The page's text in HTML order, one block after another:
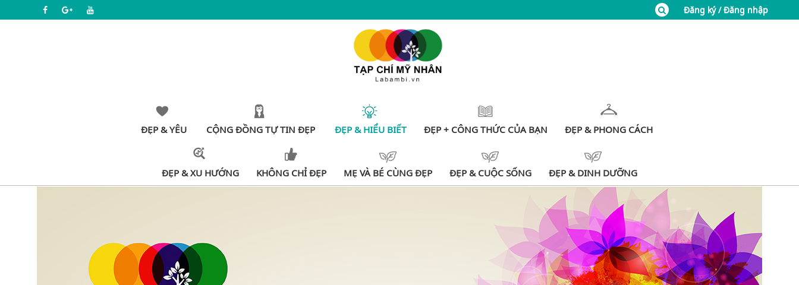
Đăng ký / Đăng nhập
ĐẸP & YÊU CỘNG ĐỒNG TỰ TIN ĐẸP ĐẸP & HIỂU BIẾT ĐẸP + CÔNG THỨC CỦA BẠN ĐẸP & PHONG CÁCH
ĐẸP & XU HƯỚNG KHÔNG CHỈ ĐẸP MẸ VÀ BÉ CÙNG ĐẸP ĐẸP & CUỘC SỐNG ĐẸP & DINH DƯỠNG